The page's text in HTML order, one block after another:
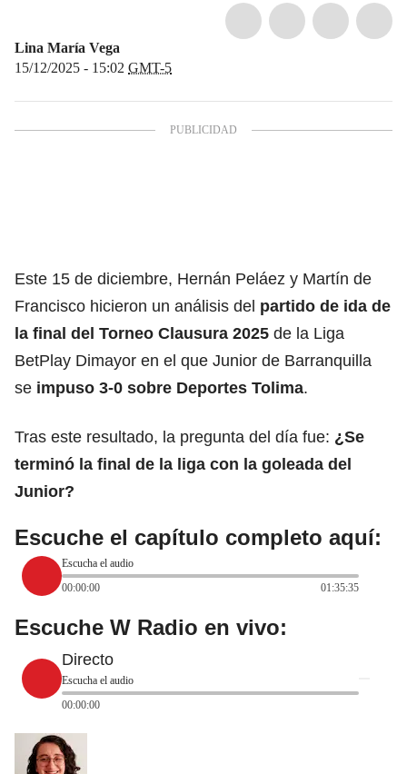
Lina María Vega
15/12/2025 - 15:02 GMT-5
Este 15 de diciembre, Hernán Peláez y Martín de
Francisco hicieron un análisis del partido de ida de
la final del Torneo Clausura 2025 de la Liga
BetPlay Dimayor en el que Junior de Barranquilla
se impuso 3-0 sobre Deportes Tolima.
Tras este resultado, la pregunta del día fue: ¿Se
terminó la final de la liga con la goleada del
Junior?
Escuche el capítulo completo aquí:
Escucha el audio
00:00:00
01:35:35
Escuche W Radio en vivo:
Directo
Escucha el audio
00:00:00